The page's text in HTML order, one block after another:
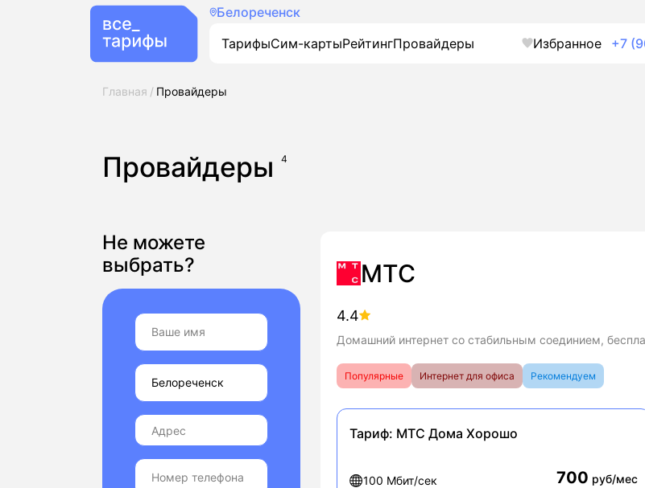
Белореченск
ТарифыСим-картыРейтингПровайдеры Избранное +7
Главная Провайдеры
Провайдеры 4
МТС
4.4
Домашний интернет со стабильным соединием,
Популярные Интернет для офиса Рекомендуем
Тариф: МТС Дома Хорошо
100 Мбит/сек 700 руб/мес
Не можете
выбрать?